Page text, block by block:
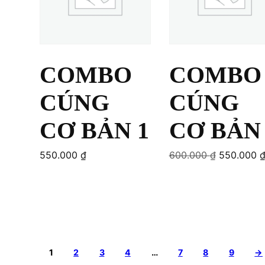
COMBO
CÚNG
CƠ BẢN 1
550.000 ₫
COMBO
CÚNG
CƠ BẢN
600.000₫ Original
550.000 ₫
1 2 3 4 … 7 8 9 →